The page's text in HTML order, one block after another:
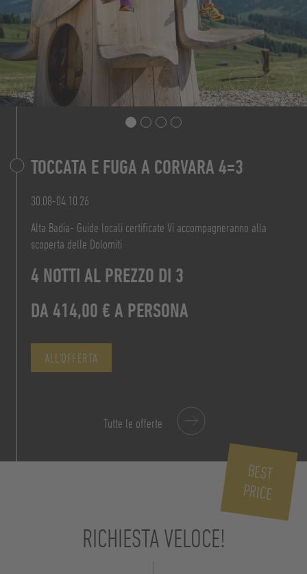
TOCCATA E FUGA A CORVARA 4=3
30.08-04.10.26
Alta Badia- Guide locali certificate Vi accompagneranno alla
scoperta delle Dolomiti
4 NOTTI AL PREZZO DI 3
DA 414,00 € A PERSONA
ALL'OFFERTA
7 NOTTI AL PREZZO DI 6
DA 828,00 € A PERSONA
PER PERSONA AL GIORNO B&B
ALL'OFFERTA
Tutte le offerte
BEST
PRICE
RICHIESTA VELOCE!